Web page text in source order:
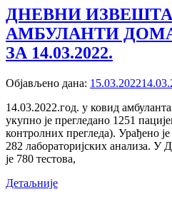
ДНЕВНИ
АМБУЛАНTИ
ЗА 14.03.2022.
Објављено дана: 15.03.2022
14.03.2022.год. у ковид
укупно је прегледанo 1251
контролних прегледа). Урађено
282 лабораторијских анализa.
је 780 тестова,
Детаљније